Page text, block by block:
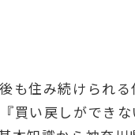
も住み続けられ
買い戻しができ